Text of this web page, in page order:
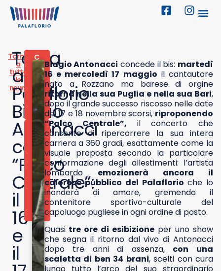
Torna
a
tutte
le
news
Torna
al
Palaflorio
Biagio
Antonacci
con
“Palco
Centrale”:
il
16
e
il
C
O
N
C
R
I
M
G
G
O
0
2
3
Biagio Antonacci concede il bis: martedì
16 e mercoledì 17 maggio il cantautore
nato a Rozzano ma barese di orgine
ritorna nella sua Puglia e nella sua Bari,
dopo il grande successo riscosso nelle date
del 17 e 18 novembre scorsi, riproponendo
“Palco Centrale”, il concerto che
consente di ripercorrere la sua intera
carriera a 360 gradi, esattamente come la
visuale proposta secondo la particolare
conformazione degli allestimenti: l’artista
lombardo emozionerà ancora il
caloroso pubblico del Palaflorio che lo
inonderà di amore, gremendo il
contenitore sportivo-culturale del
capoluogo pugliese in ogni ordine di posto.
Quasi tre ore di esibizione per uno show
che segna il ritorno dal vivo di Antonacci
dopo tre anni di assenza, con una
scaletta di ben 34 brani, scelti con cura
lungo tutto l’arco del suo straordinario